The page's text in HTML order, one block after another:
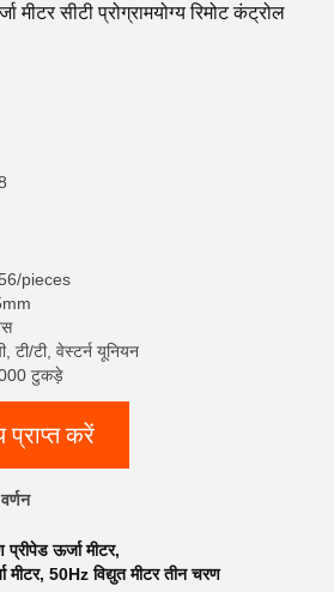
मीटर सीटी प्रोग्रामयोग्य रिमोट कंट्रोल
pieces
टी/टी, वेस्टर्न यूनियन
टुकड़े
प्राप्त करें
ऊर्जा मीटर,
मीटर, 50Hz विद्युत मीटर तीन चरण